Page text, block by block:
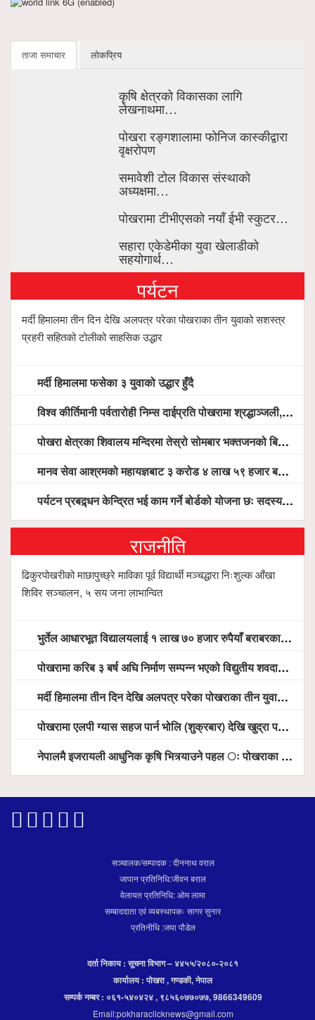
ताजा समाचार लोकप्रिय
कृषि क्षेत्रको विकासका लागि
लेखनाथमा…
पोखरा रङ्गशालामा फोनिज कास्कीद्वारा
वृक्षरोपण
समावेशी टोल विकास संस्थाको
अध्यक्षमा…
पोखरामा टीभीएसको नयाँ ईभी स्कुटर…
सहारा एकेडेमीका युवा खेलाडीको
सहयोगार्थ…
पर्यटन
मर्दी हिमालमा तीन दिन देखि अलपत्र परेका पोखराका तीन युवाको सशस्त्र
प्रहरी सहितको टोलीको साहसिक उद्धार
मर्दी हिमालमा फसेका ३ युवाको उद्धार हुँदै
विश्व कीर्तिमानी पर्वतारोही निम्स दाईप्रति पोखरामा श्रद्धाञ्जली, दीप प्रज्वलन गर्दै योगदानको प्रशंसा (भिडियो सहित)
पोखरा क्षेत्रका शिवालय मन्दिरमा तेस्रो सोमबार भक्तजनको बिहानैदेखि घुइँचो
मानव सेवा आश्रमको महायज्ञबाट ३ करोड ४ लाख ५९ हजार बचत, १ करोड ४४ लाख उठ्न बाँकी, विना संचार माध्यम तर प्रचार प्रसारमै भयो १९ लाख खर्च !
पर्यटन प्रबद्र्धन केन्द्रित भई काम गर्ने बोर्डको योजना छः सदस्य पोखरेल, चलिय पोखरालाई थप प्रभावकारी बनाउन होटल संघको माग
राजनीति
ढिकुरपोखरीको माछापुच्छ्रे माविका पूर्व विद्यार्थी मञ्चद्धारा निःशुल्क आँखा
शिविर सञ्चालन, ५ सय जना लाभान्वित
भुर्तेल आधारभूत विद्यालयलाई १ लाख ७० हजार रुपैयाँ बराबरका शैक्षिक सामग्री हस्तान्तरण
पोखरामा करिब ३ बर्ष अघि निर्माण सम्पन्न भएको विद्युतीय शवदाह गृह अझै संचालनमा आउन सकेन, तत्काल संचालन गर्न स्थानियको माग
मर्दी हिमालमा तीन दिन देखि अलपत्र परेका पोखराका तीन युवाको सशस्त्र प्रहरी सहितको टोलीको साहसिक उद्धार
पोखरामा एलपी ग्यास सहज पार्न भोलि (शुक्रबार) देखि खुद्रा पसलबाटै बिक्रि वितरण हुने, स्टोर नगर्न आग्रह
नेपालमै इजरायली आधुनिक कृषि भित्र्याउने पहल ः पोखराका मेयर धनराज आचार्य र इजरायली राजदूतबीच सहकार्य विस्तारको संकेत
सञ्चालक/सम्पादक : दीननाथ वराल
जापान प्रतिनिधि:जीवन बराल
वेलायत प्रतिनिधि: ओम लामा
सम्बाददाता एवं व्यबस्थापकः सागर सुनार
प्रतिनीधि :जया पौडेल
दर्ता निकाय : सूचना विभाग – ४४५५/२०८०-२०८१
कार्यालय : पोखरा , गण्डकी, नेपाल
सम्पर्क नम्बर : ०६१-५४०४२४ , ९८५६०७७०७७, 9866349609
Email:pokharaclicknews@gmail.com